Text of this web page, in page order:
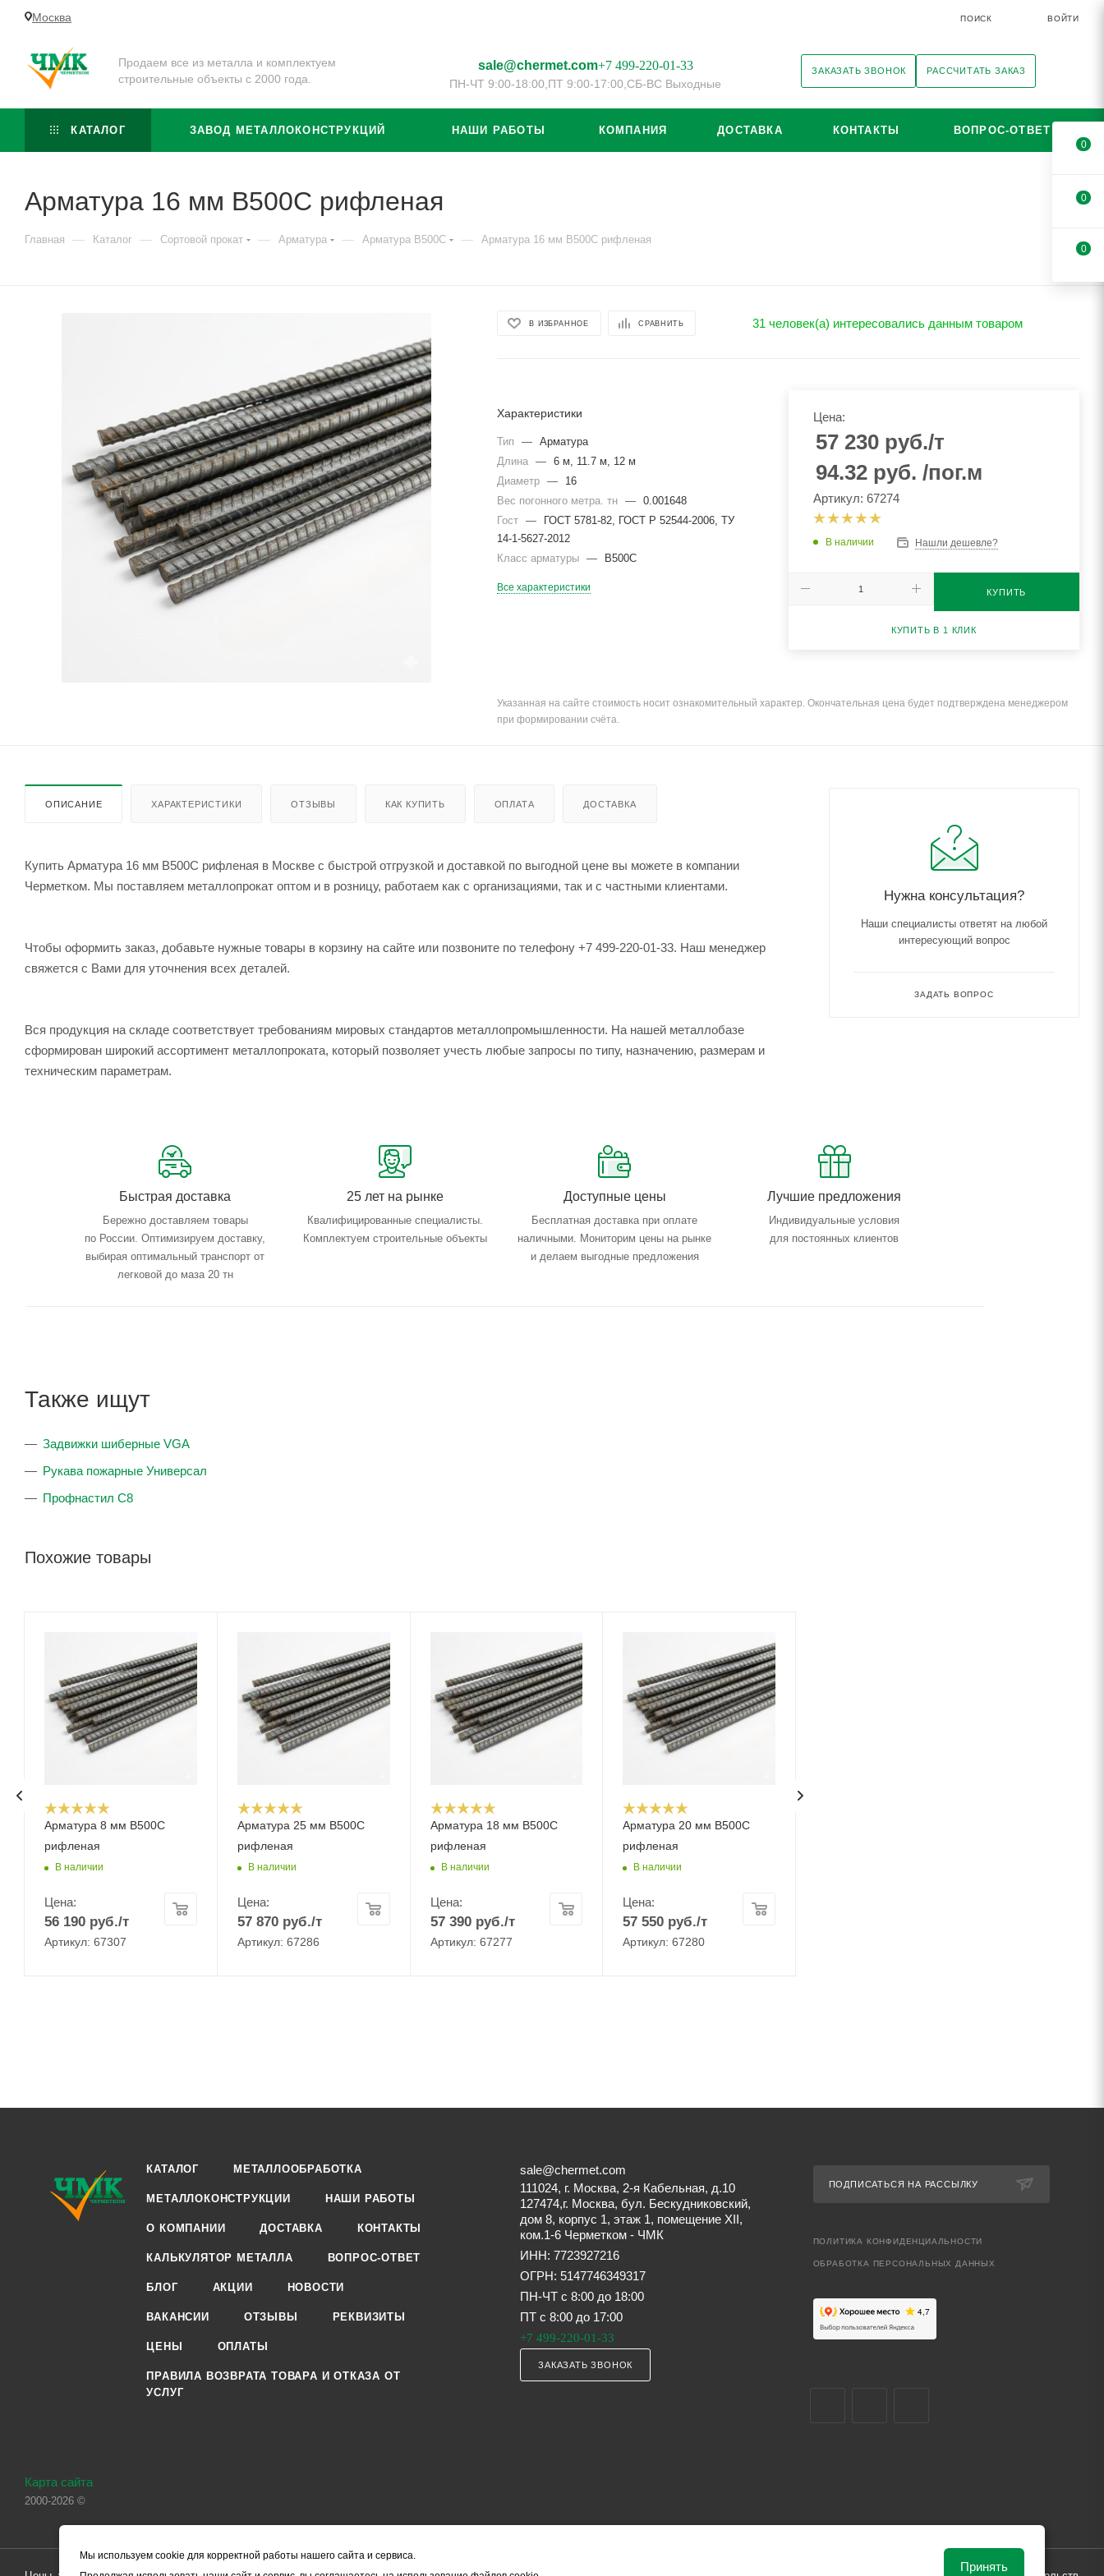
Москва ПОИСК ВОЙТИ
Продаем все из металла и комплектуем
строительные объекты с 2000 года.
sale@chermet.com+7 499-220-01-33
ПН-ЧТ 9:00-18:00, ПТ 9:00-17:00, СБ-ВС Выходные
ЗАКАЗАТЬ ЗВОНОК РАССЧИТАТЬ ЗАКАЗ
КАТАЛОГ ЗАВОД МЕТАЛЛОКОНСТРУКЦИЙ НАШИ РАБОТЫ КОМПАНИЯ ДОСТАВКА КОНТАКТЫ ВОПРОС-ОТВЕТ
Арматура 16 мм В500С рифленая
Главная — Каталог — Сортовой прокат — Арматура — Арматура В500С — Арматура 16 мм В500С рифленая
В ИЗБРАННОЕ СРАВНИТЬ 31 человек(а) интересовались данным товаром
Характеристики
Тип —
Арматура
Длина
—
6 м, 11.7 м, 12 м
Диаметр
—
16
Вес погонного метра. тн
—
0.001648
Гост
—
ГОСТ 5781-82, ГОСТ Р 52544-2006, ТУ
14-1-5627-2012
Класс арматуры
— В500С
Все характеристики
Цена:
57 230руб./т
94.32 руб. /пог.м
Артикул: 67274
В наличии Нашли дешевле?
КУПИТЬ
КУПИТЬ В 1 КЛИК
Указанная на сайте стоимость носит ознакомительный характер. Окончательная цена будет подтверждена менеджером
при формировании счёта.
ОПИСАНИЕ ХАРАКТЕРИСТИКИ ОТЗЫВЫ КАК КУПИТЬ ОПЛАТА ДОСТАВКА
Купить Арматура 16 мм В500С рифленая в Москве с быстрой отгрузкой и доставкой по выгодной цене вы можете в компании
Черметком. Мы поставляем металлопрокат оптом и в розницу, работаем как с организациями, так и с частными клиентами.
Чтобы оформить заказ, добавьте нужные товары в корзину на сайте или позвоните по телефону +7 499-220-01-33. Наш менеджер
свяжется с Вами для уточнения всех деталей.
Вся продукция на складе соответствует требованиям мировых стандартов металлопромышленности. На нашей металлобазе
сформирован широкий ассортимент металлопроката, который позволяет учесть любые запросы по типу, назначению, размерам и
техническим параметрам.
Быстрая доставка
Бережно доставляем товары
по России. Оптимизируем доставку,
выбирая оптимальный транспорт от
легковой до маза 20 тн
25 лет на рынке
Квалифицированные специалисты.
Комплектуем строительные объекты
Доступные цены
Бесплатная доставка при оплате
наличными. Мониторим цены на рынке
и делаем выгодные предложения
Лучшие предложения
Индивидуальные условия
для постоянных клиентов
Также ищут
Задвижки шиберные VGA
Рукава пожарные Универсал
Профнастил С8
Похожие товары
Арматура 8 мм В500С
рифленая
В наличии
Цена:
56 190 руб./т
Артикул: 67307
Арматура 25 мм В500С
рифленая
В наличии
Цена:
57 870руб./т
Артикул: 67286
Арматура 18 мм В500С
рифленая
В наличии
Цена:
57 390руб./т
Артикул: 67277
Арматура 20 мм В500С
рифленая
В наличии
Цена:
57 550 руб./т
Артикул: 67280
Нужна консультация?
Наши специалисты ответят на любой
интересующий вопрос
ЗАДАТЬ ВОПРОС
КАТАЛОГ МЕТАЛЛООБРАБОТКА
МЕТАЛЛОКОНСТРУКЦИИ НАШИ РАБОТЫ
О КОМПАНИИ ДОСТАВКА КОНТАКТЫ
КАЛЬКУЛЯТОР МЕТАЛЛА ВОПРОС-ОТВЕТ
БЛОГ АКЦИИ НОВОСТИ
ВАКАНСИИ ОТЗЫВЫ РЕКВИЗИТЫ
ЦЕНЫ ОПЛАТЫ
ПРАВИЛА ВОЗВРАТА ТОВАРА И ОТКАЗА ОТ
УСЛУГ
sale@chermet.com
111024, г. Москва, 2-я Кабельная, д.10
127474,г. Москва, бул. Бескудниковский,
дом 8, корпус 1, этаж 1, помещение XII,
ком.1-6 Черметком - ЧМК
ИНН: 7723927216
ОГРН: 5147746349317
ПН-ЧТ с 8:00 до 18:00
ПТ с 8:00 до 17:00
+7 499-220-01-33
ЗАКАЗАТЬ ЗВОНОК
ПОДПИСАТЬСЯ НА РАССЫЛКУ
ПОЛИТИКА КОНФИДЕНЦИАЛЬНОСТИ
ОБРАБОТКА ПЕРСОНАЛЬНЫХ ДАННЫХ
Карта сайта
2000-2026 ©
0
0
0
Мы используем cookie для корректной работы нашего сайта и сервиса.
Принять